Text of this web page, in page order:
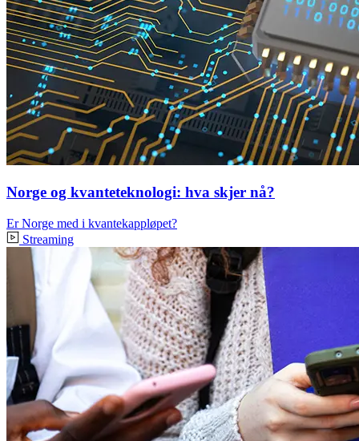
Norge og kvanteteknologi: hva skjer nå?
Er Norge med i kvantekappløpet?
Streaming